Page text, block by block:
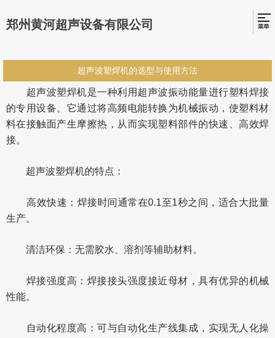
郑州黄河超声设备有限公司
超声波塑焊机的选型与使用方法
超声波塑焊机是一种利用超声波振动能量进行塑料焊接
的专用设备。它通过将高频电能转换为机械振动，使塑料材
料在接触面产生摩擦热，从而实现塑料部件的快速、高效焊
接。
超声波塑焊机的特点：
高效快速：焊接时间通常在0.1至1秒之间，适合大批量
生产。
清洁环保：无需胶水、溶剂等辅助材料。
焊接强度高：焊接接头强度接近母材，具有优异的机械
性能。
自动化程度高：可与自动化生产线集成，实现无人化操